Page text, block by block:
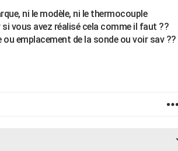
ni le modèle, ni le thermocouple
vous avez réalisé cela comme il faut ??
emplacement de la sonde ou voir sav ??